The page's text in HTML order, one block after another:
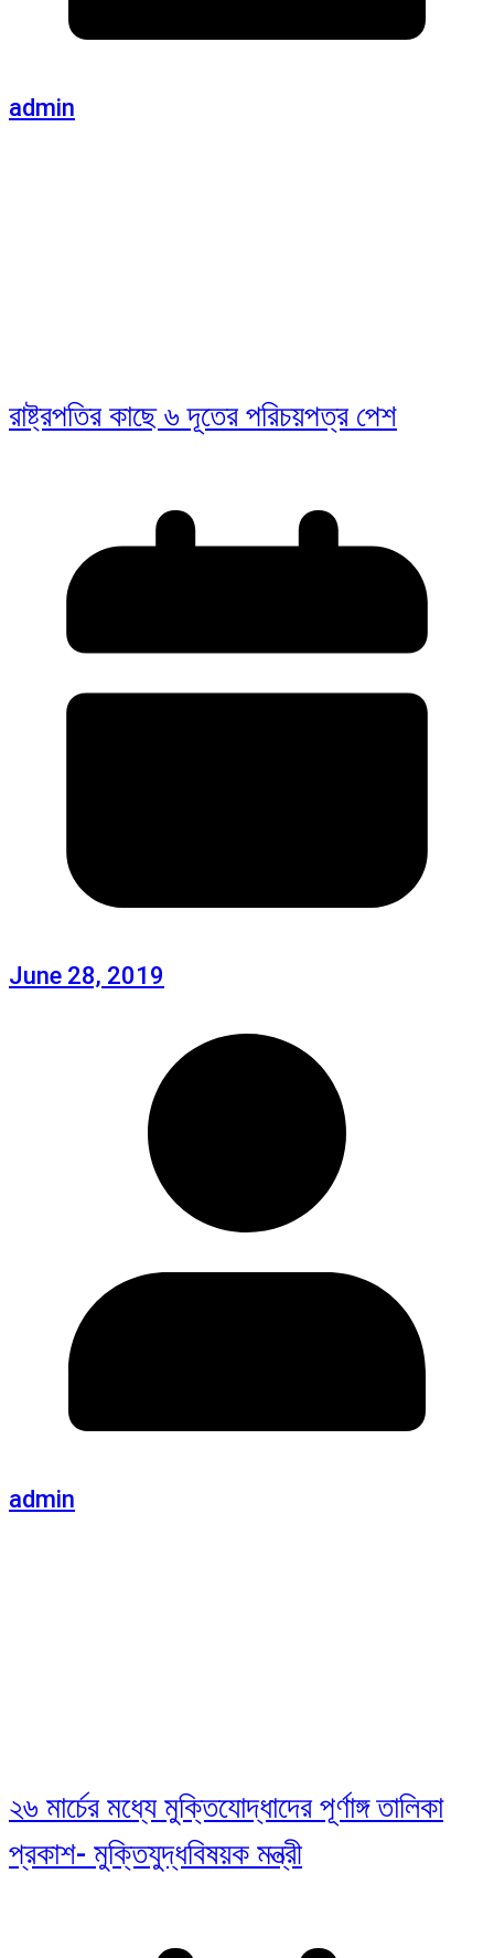
admin
রাষ্ট্রপতির কাছে ৬ দূতের পরিচয়পত্র পেশ
June 28, 2019
admin
২৬ মার্চের মধ্যে মুক্তিযোদ্ধাদের পূর্ণাঙ্গ তালিকা
প্রকাশ- মুক্তিযুদ্ধবিষয়ক মন্ত্রী